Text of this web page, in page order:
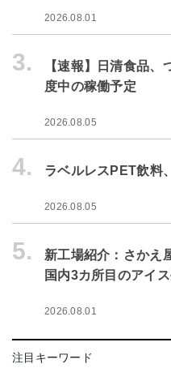
2026.08.01
3.
【速報】日清食品
度中の稼働予定
2026.08.05
4. ラベルレスPET飲料
2026.08.05
5.
新工場紹介：さか
国内3カ所目のアイ
2026.08.01
注目キーワード